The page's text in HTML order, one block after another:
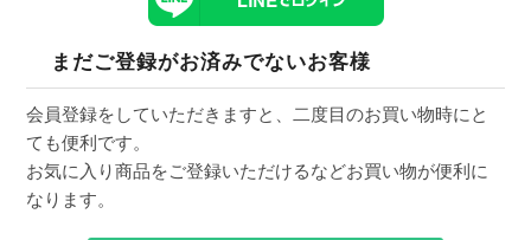
まだご登録がお済みでないお客様
会員登録をしていただきますと、二度目のお買い物時にと
ても便利です。
お気に入り商品をご登録いただけるなどお買い物が便利に
なります。